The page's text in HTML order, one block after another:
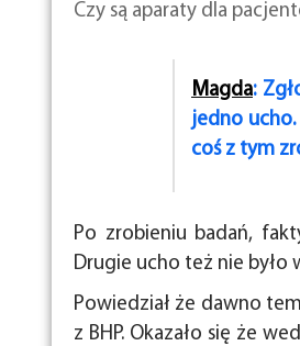
Czy są aparaty dla
Magda:
jedno ucho.
coś z tym
Po zrobieniu badań,
Drugie ucho też nie
Powiedział że dawno
z BHP. Okazało się że